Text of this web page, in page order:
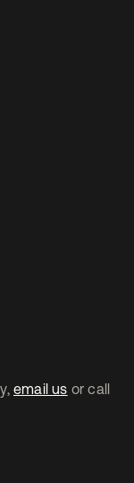
email us or call